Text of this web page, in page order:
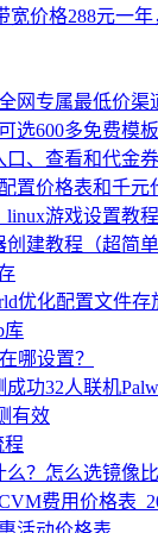
价格288元一年
网专属最低价渠
选600多免费模板
、查看和代金
置价格表和千元
游戏设置教程
建教程（超简单
优化配置文件存
库
哪设置？
功32人联机
有效
程
？怎么选镜像比
费用价格表